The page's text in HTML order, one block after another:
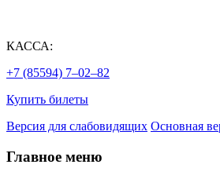
КАССА:
+7 (85594) 7‒02‒82
Купить билеты
Версия для слабовидящих Основная
Главное меню